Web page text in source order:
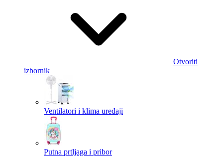
Otvoriti
izbornik
Ventilatori i klima uređaji
Putna prtljaga i pribor